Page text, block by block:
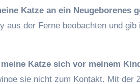
Katze an ein Neugeborenes
aus der Ferne beobachten und
Katze sich vor meinem
sie nicht zum Kontakt. Mit der